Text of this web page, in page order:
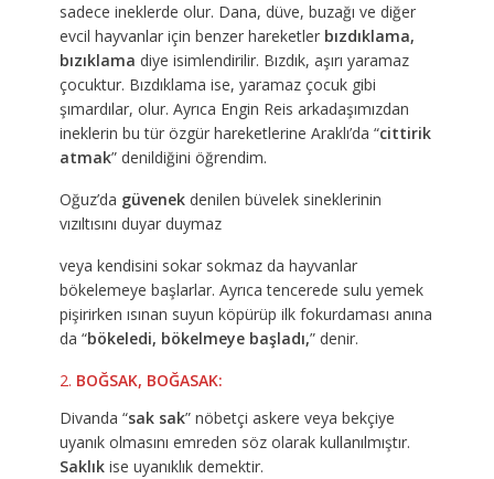
sadece ineklerde olur. Dana, düve, buzağı ve diğer
evcil hayvanlar için benzer hareketler bızdıklama,
bızıklama diye isimlendirilir. Bızdık, aşırı yaramaz
çocuktur. Bızdıklama ise, yaramaz çocuk gibi
şımardılar, olur. Ayrıca Engin Reis arkadaşımızdan
ineklerin bu tür özgür hareketlerine Araklı’da “cittirik
atmak” denildiğini öğrendim.
Oğuz’da güvenek denilen büvelek sineklerinin
vızıltısını duyar duymaz
veya kendisini sokar sokmaz da hayvanlar
bökelemeye başlarlar. Ayrıca tencerede sulu yemek
pişirirken ısınan suyun köpürüp ilk fokurdaması anına
da “bökeledi, bökelmeye başladı,” denir.
BOĞSAK, BOĞASAK:
Divanda “sak sak” nöbetçi askere veya bekçiye
uyanık olmasını emreden söz olarak kullanılmıştır.
Saklıkise uyanıklık demektir.